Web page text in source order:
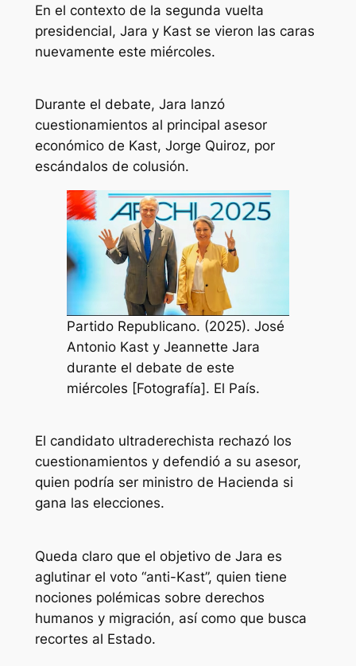
En el contexto de la segunda vuelta
presidencial, Jara y Kast se vieron las caras
nuevamente este miércoles.
Durante el debate, Jara lanzó
cuestionamientos al principal asesor
económico de Kast, Jorge Quiroz, por
escándalos de colusión.
Partido Republicano. (2025). José
Antonio Kast y Jeannette Jara
durante el debate de este
miércoles [Fotografía]. El País.
El candidato ultraderechista rechazó los
cuestionamientos y defendió a su asesor,
quien podría ser ministro de Hacienda si
gana las elecciones.
Queda claro que el objetivo de Jara es
aglutinar el voto “anti-Kast”, quien tiene
nociones polémicas sobre derechos
humanos y migración, así como que busca
recortes al Estado.